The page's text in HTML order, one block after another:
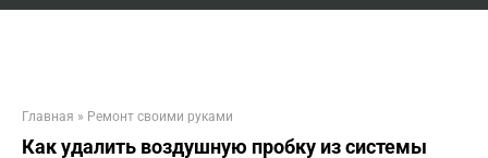
Главная » Ремонт своими руками
Как удалить воздушную пробку из системы